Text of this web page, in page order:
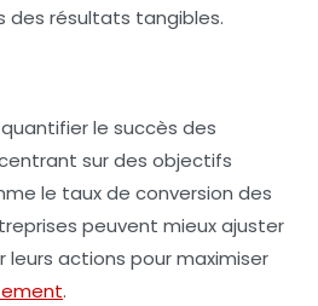
des résultats tangibles.
le succès des
sur des objectifs
le taux de conversion des
peuvent mieux ajuster
actions pour maximiser
.